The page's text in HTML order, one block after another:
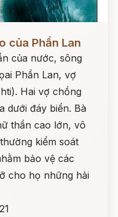
của Phần Lan
của nước, sông
Phần Lan, vợ
Hai vợ chồng
dưới đáy biển. Bà
thần cao lớn, vô
kiểm soát
bảo vệ các
cho họ những hải